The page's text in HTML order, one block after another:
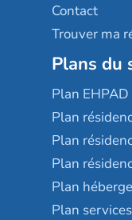
Contact
Trouver ma
Plans du
Plan
Plan
Plan
Plan
Plan
Plan